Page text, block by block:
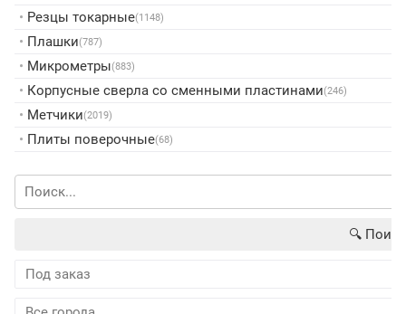
• Резцы токарные(1148)
• Плашки(787)
• Микрометры(883)
• Корпусные сверла со сменными пластинами(246)
• Метчики(2019)
• Плиты поверочные(68)
🔍︎ Поиск